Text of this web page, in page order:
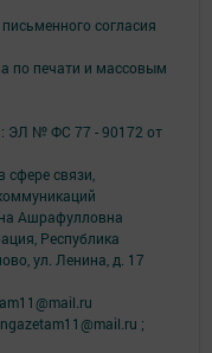
согласия
по печати и массовым
ЭЛ № ФС 77 - 90172 от
связи,
Ашрафулловна
Республика
ул. Ленина, д. 17
;